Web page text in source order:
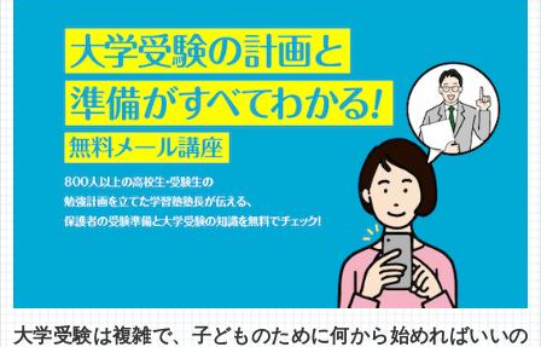
大学受験は複雑で、子どものために何から始めればいいの